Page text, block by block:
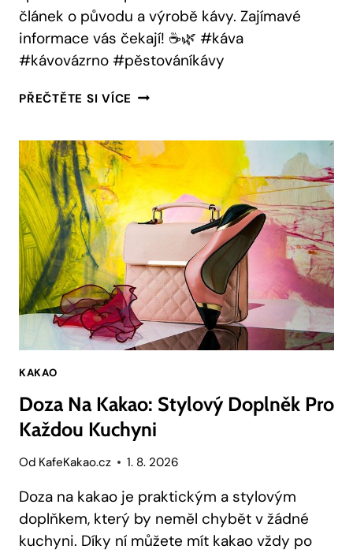
článek o původu a výrobě kávy. Zajímavé
informace vás čekají! ☕🌿 #káva
#kávovázrno #pěstováníkávy
PŘEČTĚTE SI VÍCE KDE
KÁVA:
CESTA
KÁVOVÉHO
ZRNA
DO
KAKAO
Doza Na Kakao: Stylový Doplněk Pro
Každou Kuchyni
Od KafeKakao.cz 1. 8. 2026
Doza na kakao je praktickým a stylovým
doplňkem, který by neměl chybět v žádné
kuchyni. Díky ní můžete mít kakao vždy po